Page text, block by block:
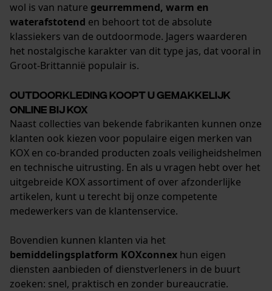
wol is van nature geurremmend, warm en
waterafstotend en behoort tot de absolute
klassiekers van de outdoormode. Jagers waarderen
het nostalgische karakter van dit type jas, dat vooral in
Groot-Brittannië populair is.
Outdoorkleding koopt u gemakkelijk
online bij KOX
Naast collecties van bekende fabrikanten kunnen onze
klanten ook kiezen voor populaire eigen merken van
KOX en co-branded producten zoals veiligheidshelmen
en technische uitrusting. En als u vragen hebt over het
uitgebreide KOX assortiment of over afzonderlijke
artikelen, kunt u terecht bij onze competente
medewerkers van de klantenservice.
Bovendien kunnen klanten via het
bemiddelingsplatform KOXconnex hun eigen
diensten aanbieden of dienstverleners in de buurt
zoeken: snel, praktisch en zonder bureaucratie.